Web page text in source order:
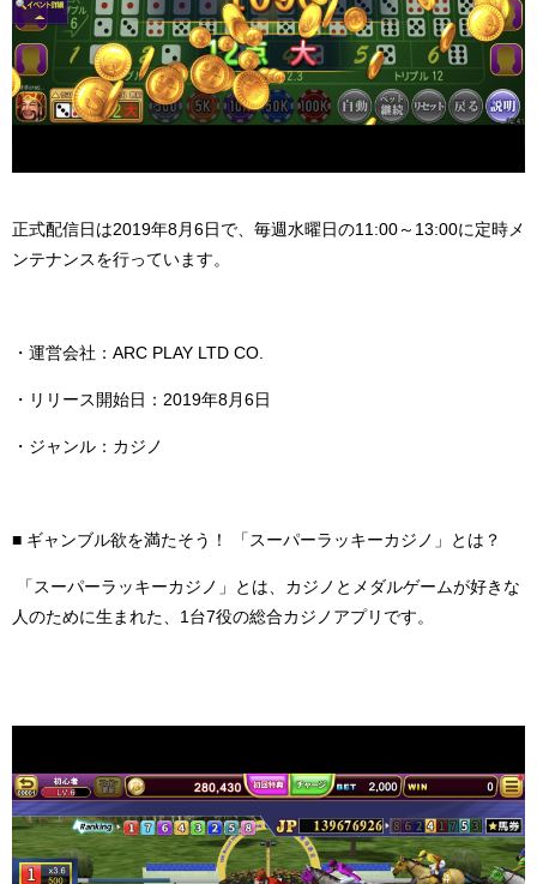
正式配信日は2019年8 月 6 日で、毎週水曜日の11:00 ～ 13:00に定時メ
ンテナンスを行っています。
・運営会社： ARC PLAY LTD CO.
・リリース開始日： 2019年8 月 6 日
・ジャンル：カジノ
■ ギャンブル欲を満たそう！ 「スーパーラッキーカジノ」とは？
「スーパーラッキーカジノ」とは、カジノとメダルゲームが好きな
人のために生まれた、 1 台7役の総合カジノアプリです。